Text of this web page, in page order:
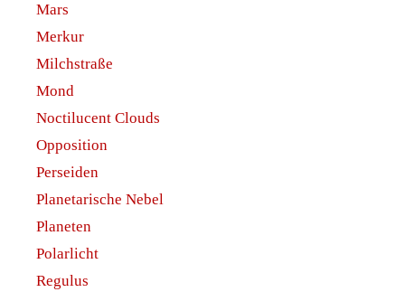
Mars
Merkur
Milchstraße
Mond
Noctilucent Clouds
Opposition
Perseiden
Planetarische Nebel
Planeten
Polarlicht
Regulus